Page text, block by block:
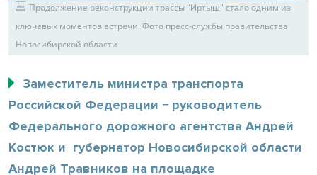
Продолжение реконструкции трассы "Иртыш" стало одним из
ключевых моментов встречи. Фото пресс-службы правительства
Новосибирской области
Заместитель министра транспорта
Российской Федерации − руководитель
Федерального дорожного агентства Андрей
Костюк и губернатор Новосибирской области
Андрей Травников на площадке